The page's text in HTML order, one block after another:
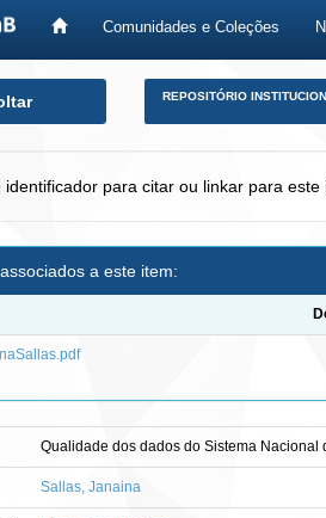
Comunidades e Coleções
REPOSITÓRIO
identificador para citar ou linkar para este
a este item:
Qualidade dos dados do Sistema
Sallas, Janaina